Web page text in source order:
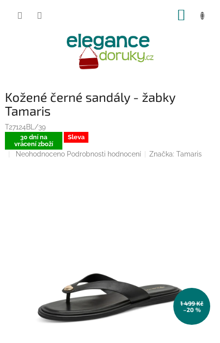
Kožené černé sandály - žabky
Tamaris
T27124BL/39
30 dní na
vrácení zboží
Sleva
Průměrné
Neohodnoceno Podrobnosti hodnocení Značka:Tamaris
1 499 Kč
–20 %